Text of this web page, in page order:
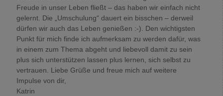
Freude in unser Leben fließt – das haben wir einfach nicht
gelernt. Die „Umschulung“ dauert ein bisschen – derweil
dürfen wir auch das Leben genießen :-). Den wichtigsten
Punkt für mich finde ich aufmerksam zu werden dafür, was
in einem zum Thema abgeht und liebevoll damit zu sein
plus sich unterstützen lassen plus lernen, sich selbst zu
vertrauen. Liebe Grüße und freue mich auf weitere
Impulse von dir,
Katrin